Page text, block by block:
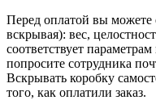
Перед оплатой вы можете
вскрывая): вес,
соответствует
попросите сотрудника
Вскрывать коробку
того, как оплатили заказ.